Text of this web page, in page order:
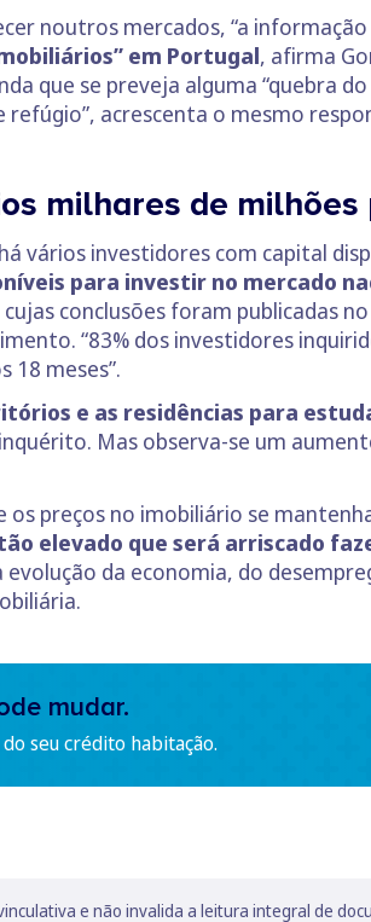
noutros mercados, “a
em Portugal, afirma
que se preveja alguma “quebra
acrescenta o mesmo
milhares de
vários investidores com capital
para investir no mercado
conclusões foram publicadas
“83% dos investidores
18 meses”.
e as residências para
Mas observa-se um
os preços no imobiliário se
elevado que será arriscado
da economia, do
mudar.
seu crédito habitação.
e não invalida a leitura integral de